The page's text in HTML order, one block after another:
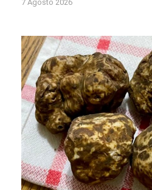
7 Agosto 2026